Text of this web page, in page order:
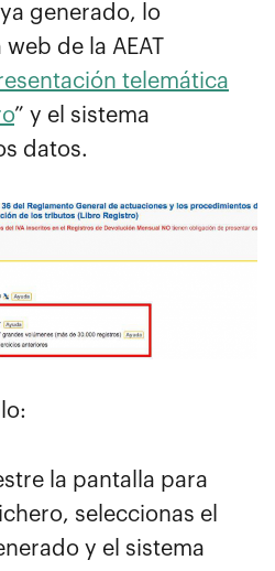
generado, lo
de la AEAT
telemática
” y el sistema
datos.
la pantalla para
seleccionas el
y el sistema